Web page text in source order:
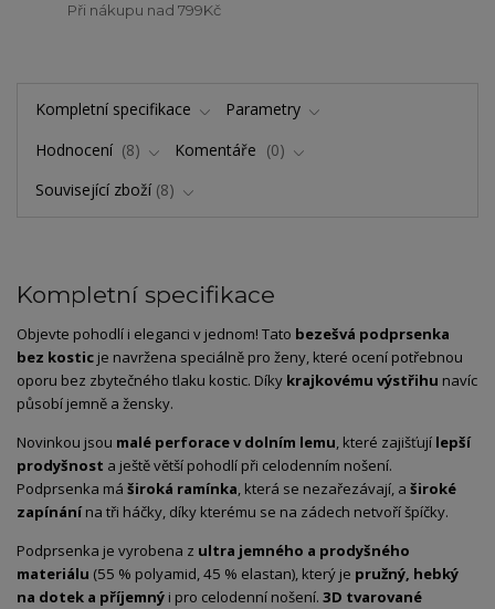
Při nákupu nad 799Kč
Kompletní specifikace
Parametry
Hodnocení
8 Komentáře
0
Související zboží 8
Kompletní specifikace
Objevte pohodlí i eleganci v jednom! Tato bezešvá podprsenka
bez kostic je navržena speciálně pro ženy, které ocení potřebnou
oporu bez zbytečného tlaku kostic. Díky krajkovému výstřihu navíc
působí jemně a žensky.
Novinkou jsou malé perforace v dolním lemu, které zajišťují lepší
prodyšnost a ještě větší pohodlí při celodenním nošení.
Podprsenka má široká ramínka, která se nezařezávají, a široké
zapínánína tři háčky, díky kterému se na zádech netvoří špíčky.
Podprsenka je vyrobena z ultra jemného a prodyšného
materiálu (55 % polyamid, 45 % elastan), který je pružný, hebký
na dotek a příjemný i pro celodenní nošení. 3D tvarované